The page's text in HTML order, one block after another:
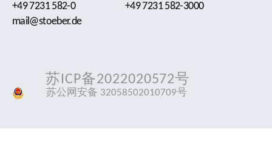
+49 7231 582-0
mail@stoeber.de
+49 7231 582-3000
苏ICP备2022020572号
苏公网安备 32058502010709号